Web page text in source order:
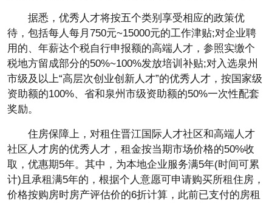
据悉，优秀人才将按五个类别享受相应的政策优
待，包括每人每月750元~15000元的工作津贴;对企业聘
用的、年薪达个税自行申报额的高端人才，参照实缴个
税地方留成部分的50%~100%发放培训补贴;对入选泉州
市级及以上“高层次创业创新人才”的优秀人才，按国家级
资助额的100%、省和泉州市级资助额的50%一次性配套
奖励。
住房保障上，对租住晋江国际人才社区和高端人才
社区人才房的优秀人才，租金按当期市场价格的50%收
取，优惠期5年。其中，为本地企业服务满5年(时间可累
计)且承租满5年的，根据个人意愿可申请购买所租住房，
价格按购房时房产评估价的6折计算，此前已支付的房租